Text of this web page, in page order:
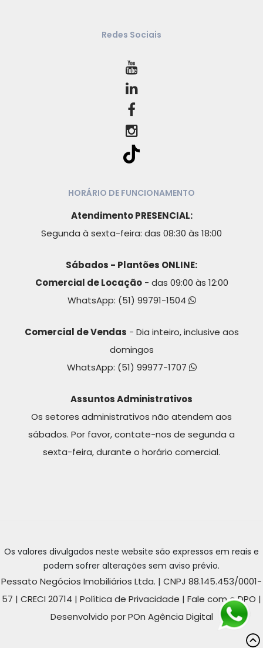
Redes Sociais
HORÁRIO DE FUNCIONAMENTO
Atendimento PRESENCIAL:
Segunda à sexta-feira: das 08:30 às 18:00
Sábados - Plantões ONLINE:
Comercial de Locação- das 09:00 às 12:00
WhatsApp: (51) 99791-1504
Comercial de Vendas - Dia inteiro, inclusive aos
domingos
WhatsApp: (51) 99977-1707
Assuntos Administrativos
Os setores administrativos não atendem aos
sábados. Por favor, contate-nos de segunda a
sexta-feira, durante o horário comercial.
Os valores divulgados neste website são expressos em reais e
podem sofrer alterações sem aviso prévio.
Pessato Negócios Imobiliários Ltda. | CNPJ 88.145.453/0001-
57 | CRECI 20714 | Política de Privacidade | Fale com o DPO |
Desenvolvido por POn Agência Digital